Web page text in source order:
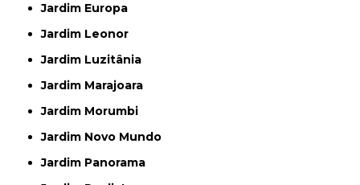
Jardim Europa
Jardim Leonor
Jardim Luzitânia
Jardim Marajoara
Jardim Morumbi
Jardim Novo Mundo
Jardim Panorama